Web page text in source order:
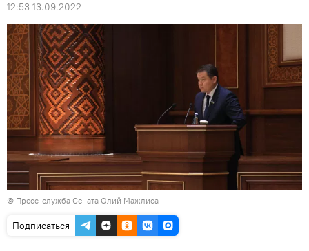
12:53 13.09.2022
© Пресс-служба Сената Олий Мажлиса
Подписаться